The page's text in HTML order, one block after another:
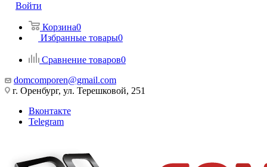
Войти
Корзина0
Избранные товары0
Сравнение товаров0
domcomporen@gmail.com
г. Оренбург, ул. Терешковой, 251
Вконтакте
Telegram